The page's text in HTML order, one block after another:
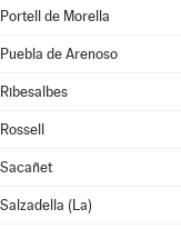
Portell de Morella
Puebla de Arenoso
Ribesalbes
Rossell
Sacañet
Salzadella (La)